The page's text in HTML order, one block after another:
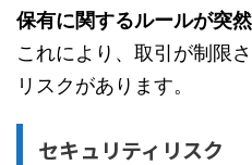
保有に関するルールが突
これにより、取引が制限
リスクがあります。
セキュリティリスク